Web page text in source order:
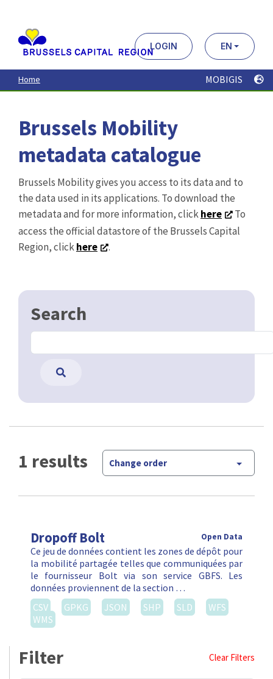
contenu
principal
LOGIN EN
Home MOBIGIS
Brussels Mobility
metadata catalogue
Brussels Mobility gives you access to its data and to
the data used in its applications. To download the
metadata and for more information, clickhere
To
access the official datastore of the Brussels Capital
Region, clickhere .
Search
1 results Change order
Dropoff Bolt Open Data
Ce jeu de données contient les zones de dépôt pour
la mobilité partagée telles que communiquées par
le fournisseur Bolt via son service GBFS. Les
données proviennent de la section …
CSV
GPKG JSON SHP SLD
WFS
WMS
Filter Clear Filters